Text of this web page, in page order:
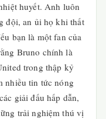
huyết. Anh luôn
đội, an ủi họ khi thất
bạn là một fan của
Bruno chính là
trong thập kỷ
nhiều tin tức nóng
giải đấu hấp dẫn,
trải nghiệm thú vị